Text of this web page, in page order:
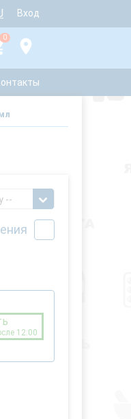
Вход
0
--
12:00